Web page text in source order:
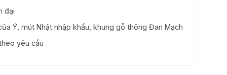
đại
Ý, mút Nhật nhập khẩu, khung gỗ thông Đan Mạch
yêu cầu